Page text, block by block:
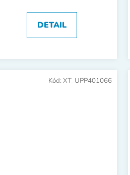
DETAIL
Kód: XT_UPP401066